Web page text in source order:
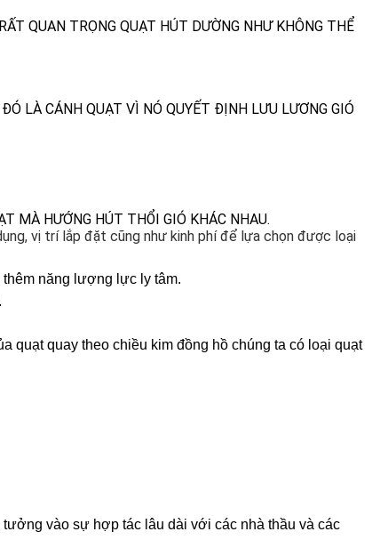
QUAN TRỌNG QUẠT HÚT DƯỜNG NHƯ KHÔNG THỂ
LÀ CÁNH QUẠT VÌ NÓ QUYẾT ĐỊNH LƯU LƯƠNG GIÓ
MÀ HƯỚNG HÚT THỔI GIÓ KHÁC NHAU.
vị trí lắp đặt cũng như kinh phí để lựa chọn được loại
thêm năng lượng lực ly tâm.
quạt quay theo chiều kim đồng hồ chúng ta có loại quạt
vào sự hợp tác lâu dài với các nhà thầu và các